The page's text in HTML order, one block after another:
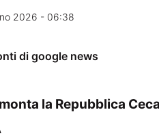
2026 - 06:38
di google news
la Repubblica